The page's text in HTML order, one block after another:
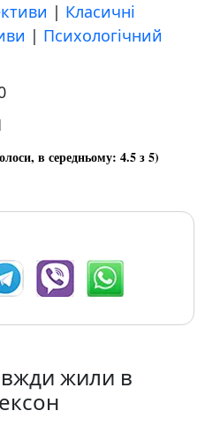
| Класичні
| Психологічний
в середньому: 4.5з 5)
жили в